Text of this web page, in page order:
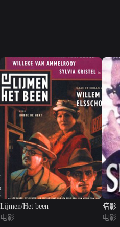
Lijmen/Het been
电影
暗影
电影